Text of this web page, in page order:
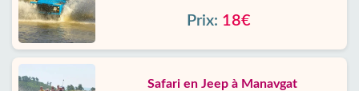
Prix: 18€
Safari en Jeep à Manavgat